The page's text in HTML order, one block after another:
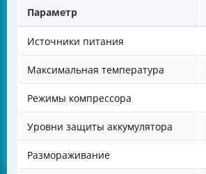
Параметр
Источники питания
Максимальная температура
Режимы компрессора
Уровни защиты аккумулятора
Размораживание